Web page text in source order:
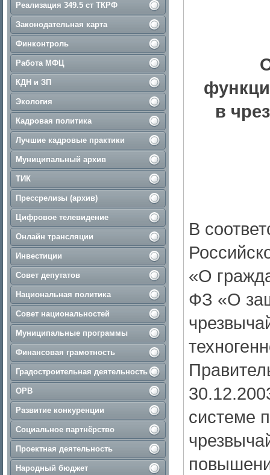
Реализация 349.5 ст ТКРФ
Законодательная карта
Финконтроль
Работа МФЦ
КДН и ЗП
Экология
Кадровая политика
Лучшие кадровые практики
Муниципальный архив
ТИК
Прессрелизы (архив)
Цифровое телевидение
Онлайн трансляции
Инвестиции
Совет депутатов
Национальная политика
Совет национальностей
Муниципальные программы
Финансовая грамотность
Градостроительная деятельность
ОРВ
Развитие конкуренции
Социальное партнёрство
Проектная деятельность
Народный бюджет
в
В
«О
ФЗ «О
системе